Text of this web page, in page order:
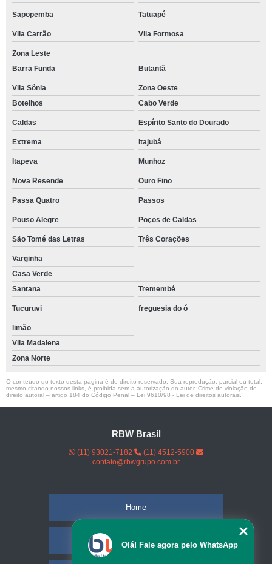
Sapopemba Tatuapé
Vila Carrão Vila Formosa
Zona Leste
Barra Funda
Butantã
Vila Sônia
Zona Oeste
Botelhos
Cabo Verde
Caldas Espírito Santo do Dourado
Extrema Itajubá
Itapeva Munhoz
Nova Resende Ouro Fino
Passa Quatro Passos
Pouso Alegre Poços de Caldas
São Tomé das Letras Três Corações
Varginha
Casa Verde
Santana
Tremembé
Tucuruvi freguesia do ó
limão
Vila Madalena
Zona Norte
O conteúdo do texto desta página é de direito reservado. Sua reprodução, parcial ou total,
mesmo citando nossos links, é proibida sem a autorização do autor. Crime de violação de
direito autoral – artigo 184 do Código Penal – Lei 9610/98 - Lei de direitos autorais
RBW Brasil
(11) 93021-7182
(11) 4512-5900
contato@rbwgrupo.com.br
Home
Empresa
Olá! Fale agora pelo WhatsApp